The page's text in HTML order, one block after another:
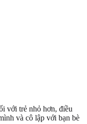
với trẻ nhỏ hơn, điều
và cô lập với bạn bè